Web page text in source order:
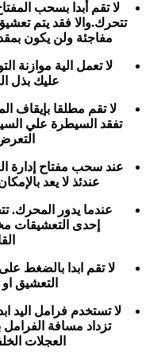
لا تقم أبدا بسحب
تتحرك.والا فقد يتم
مفاجئة ولن يكون
لا تعمل الية موازنة
عليك بذل
لا تقم مطلقا بإيقاف
تفقد السيطرة علي
عند سحب مفتاح إدارة
عندئذ لا يعد
عندما يدور المحرك.
إحدى التعشيقات
لا تقم ابدا بالضغط
التعشيق
لا تستخدم فرامل اليد
تزداد مسافة الفرامل
العجلات